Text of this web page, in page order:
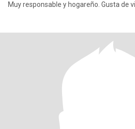
Muy responsable y hogareño. Gusta de